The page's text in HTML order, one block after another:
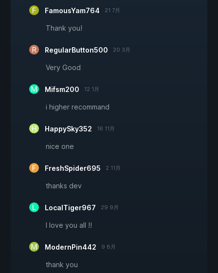
FamousYam764 21 7月
Thank you!
RegularButton500 20 3月
Very Good
Mifsm200 12 1月
i higher recommand
HappySky352 16 11月
nice one
FreshSpider695 2 11月
thanks dev
LocalTiger967 29 9月
I love you all !!
ModernPin442 9 8月
thank you